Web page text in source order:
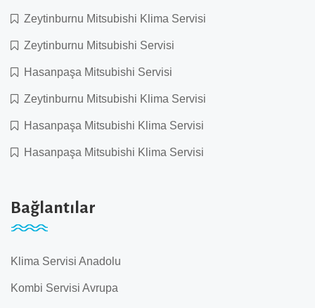
Zeytinburnu Mitsubishi Klima Servisi
Zeytinburnu Mitsubishi Servisi
Hasanpaşa Mitsubishi Servisi
Zeytinburnu Mitsubishi Klima Servisi
Hasanpaşa Mitsubishi Klima Servisi
Hasanpaşa Mitsubishi Klima Servisi
Bağlantılar
Klima Servisi Anadolu
Kombi Servisi Avrupa